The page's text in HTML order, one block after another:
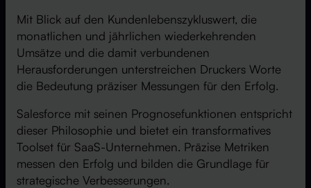
Mit Blick auf den Kundenlebenszykluswert, die
monatlichen und jährlichen wiederkehrenden
Umsätze und die damit verbundenen
Herausforderungen unterstreichen Druckers Worte
die Bedeutung präziser Messungen für den Erfolg.
Salesforce mit seinen Prognosefunktionen entspricht
dieser Philosophie und bietet ein transformatives
Toolset für SaaS-Unternehmen. Präzise Metriken
messen den Erfolg und bilden die Grundlage für
strategische Verbesserungen.